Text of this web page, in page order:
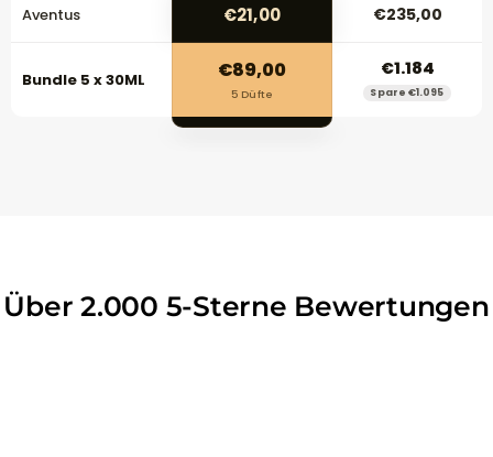
Aventus €21,00 €235,00
Bundle 5 x 30ML €89,00
5 Düfte
€1.184
Spare €1.095
Über 2.000 5-Sterne Bewertungen